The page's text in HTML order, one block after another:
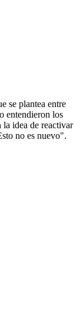
se plantea entre
entendieron los
la idea de reactivar
no es nuevo".